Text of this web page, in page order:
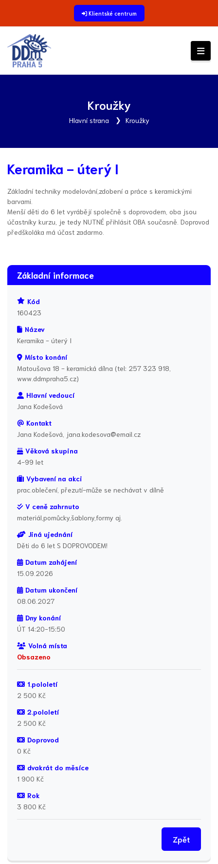
Klientské centrum
Kroužky
Hlavní strana Kroužky
Keramika - úterý I
Základní techniky modelování,zdobení a práce s keramickými
barvami.
Menší děti do 6 let vyrábějí společně s doprovodem, oba jsou
účastníky kurzu, je tedy NUTNÉ přihlásit OBA současně. Doprovod
předškoláka má účast zadarmo.
Základní informace
Kód
160423
Název
Keramika - úterý I
Místo konání
Matoušova 18 - keramická dílna (tel: 257 323 918,
www.ddmpraha5.cz)
Hlavní vedoucí
Jana Kodešová
Kontakt
Jana Kodešová, jana.kodesova@email.cz
Věková skupina
4-99 let
Vybavení na akci
prac.oblečení, přezutí-může se nechávat v dílně
V ceně zahrnuto
materiál,pomůcky,šablony,formy aj.
Jiná ujednání
Děti do 6 let S DOPROVODEM!
Datum zahájení
15.09.2026
Datum ukončení
08.06.2027
Dny konání
ÚT 14:20-15:50
Volná místa
Obsazeno
1.pololetí
2 500 Kč
2.pololetí
2 500 Kč
Doprovod
0 Kč
dvakrát do měsíce
1 900 Kč
Rok
3 800 Kč
Zpět